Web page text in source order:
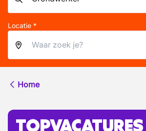
Locatie *
Home